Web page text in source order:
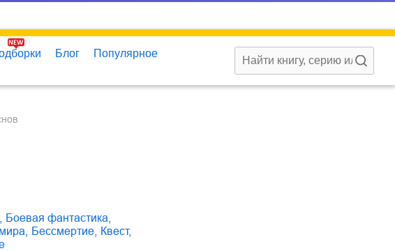
Блог
Популярное
боевая фантастика
бессмертие квест,